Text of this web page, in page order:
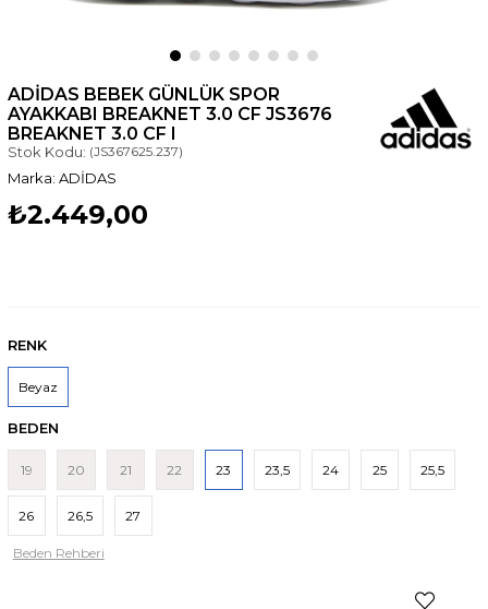
ADIDAS BEBEK GÜNLÜK SPOR
AYAKKABI BREAKNET 3.0 CF JS3676
BREAKNET 3.0 CF I
Stok Kodu: (JS367625.237)
ADİDAS
₺2.449,00
RENK
Beyaz
BEDEN
19 20 21 22 23 23,5 24 25 25,5
26 26,5 27
Beden Rehberi